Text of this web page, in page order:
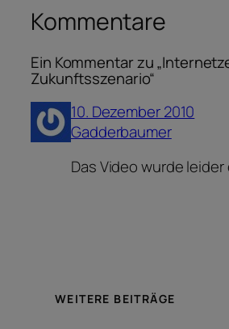
Kommentare
Ein Kommentar zu
Zukunftsszenario“
10. Dezember 2010
Gadderbaumer
Das Video wurde
WEITERE BEITRÄGE